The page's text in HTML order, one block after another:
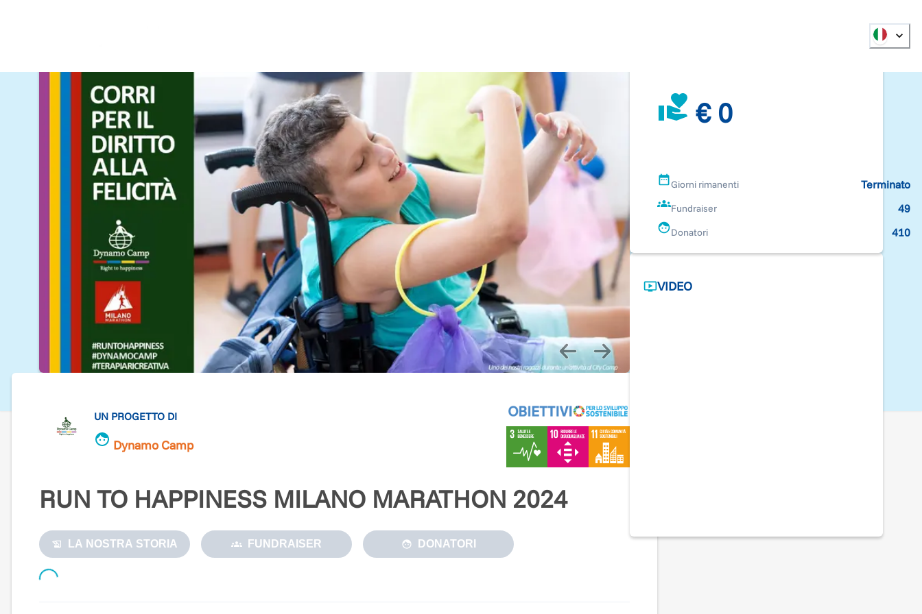
UN PROGETTO DI
Dynamo Camp
RUN TO HAPPINESS MILANO MARATHON 2024
LA NOSTRA STORIA FUNDRAISER DONATORI
Loading...
€ 0
Giorni rimanenti Terminato
Fundraiser 49
Donatori 410
VIDEO